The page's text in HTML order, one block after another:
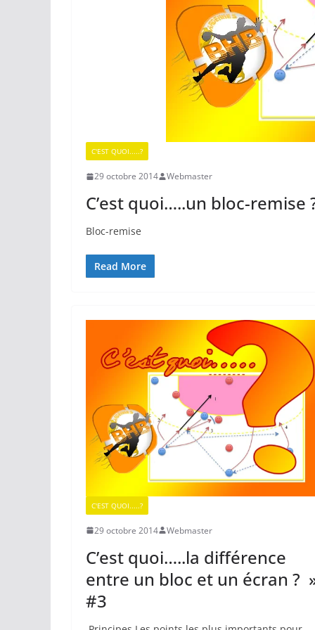
C'EST QUOI.....?
29 octobre 2014 Webmaster
C’est quoi…..un bloc-remise
Bloc-remise
Read More
C'EST QUOI.....?
29 octobre 2014 Webmaster
C’est quoi…..la différence
entre un bloc et un écran ?
#3